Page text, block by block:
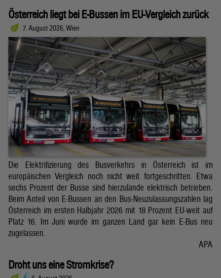
Österreich liegt bei E-Bussen im EU-Vergleich zurück
7. August 2026, Wien
Die Elektrifizierung des Busverkehrs in Österreich ist im
europäischen Vergleich noch nicht weit fortgeschritten. Etwa
sechs Prozent der Busse sind hierzulande elektrisch betrieben.
Beim Anteil von E-Bussen an den Bus-Neuzulassungszahlen lag
Österreich im ersten Halbjahr 2026 mit 18 Prozent EU-weit auf
Platz 16. Im Juni wurde im ganzen Land gar kein E-Bus neu
zugelassen.
APA
Droht uns eine Stromkrise?